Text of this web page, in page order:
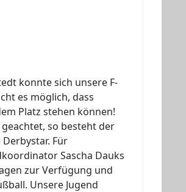
konnte sich unsere F-
es möglich, dass
Platz stehen können!
so besteht der
Für
Sascha Dauks
zur Verfügung und
Unsere Jugend